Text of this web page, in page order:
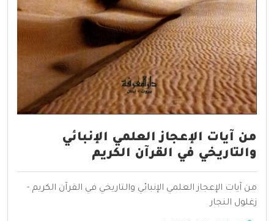
من آيات الإعجاز العلمي الإنبائي
والتاريخي في القرآن الكريم
من آيات الإعجاز العلمي الإنبائي والتاريخي في القرآن الكريم -
زغلول النجار